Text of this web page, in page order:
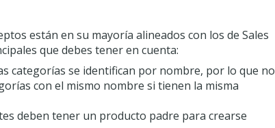
están en su mayoría alineados con los de Sales
que debes tener en cuenta:
categorías se identifican por nombre, por lo que no
con el mismo nombre si tienen la misma
deben tener un producto padre para crearse